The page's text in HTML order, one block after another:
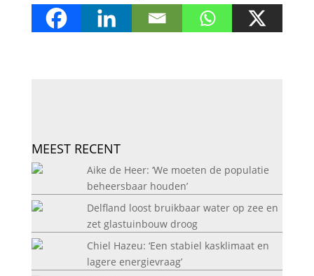
MEEST RECENT
Aike de Heer: ‘We moeten de populatie
beheersbaar houden’
Delfland loost bruikbaar water op zee en
zet glastuinbouw droog
Chiel Hazeu: ‘Een stabiel kasklimaat en
lagere energievraag’